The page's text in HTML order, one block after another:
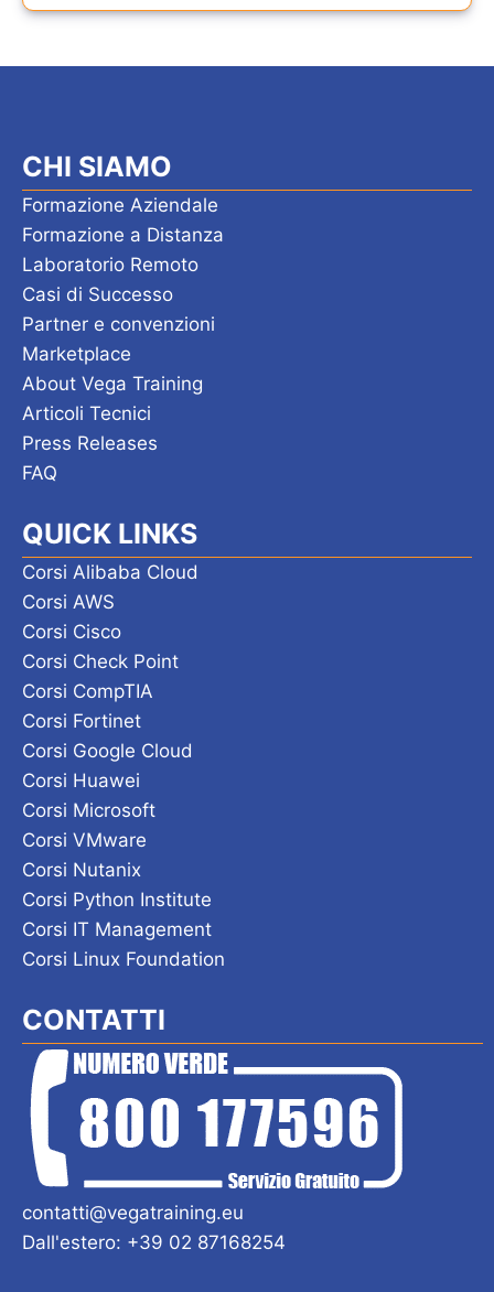
CHI SIAMO
Formazione Aziendale
Formazione a Distanza
Laboratorio Remoto
Casi di Successo
Partner e convenzioni
Marketplace
About Vega Training
Articoli Tecnici
Press Releases
FAQ
QUICK LINKS
Corsi Alibaba Cloud
Corsi AWS
Corsi Cisco
Corsi Check Point
Corsi CompTIA
Corsi Fortinet
Corsi Google Cloud
Corsi Huawei
Corsi Microsoft
Corsi VMware
Corsi Nutanix
Corsi Python Institute
Corsi IT Management
Corsi Linux Foundation
CONTATTI
contatti@vegatraining.eu
Dall'estero: +39 02 87168254